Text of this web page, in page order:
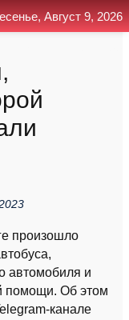
произошло
автомобиля и
помощи. Об этом
канале
Август 9, 2026